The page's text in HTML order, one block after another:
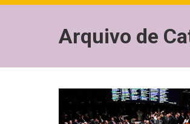
Arquivo de